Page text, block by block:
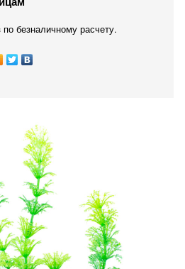
безналичному расчету.